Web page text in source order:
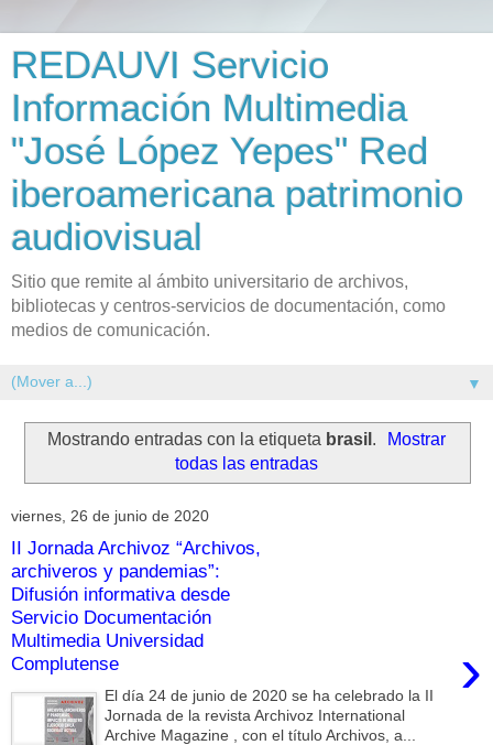
REDAUVI Servicio
Información Multimedia
"José López Yepes" Red
iberoamericana patrimonio
audiovisual
Sitio que remite al ámbito universitario de archivos,
bibliotecas y centros-servicios de documentación, como
medios de comunicación.
▼
Mostrando entradas con la etiqueta brasil .
Mostrar
todas las entradas
viernes, 26 de junio de 2020
II Jornada Archivoz “Archivos,
archiveros y pandemias”:
Difusión informativa desde
Servicio Documentación
Multimedia Universidad
Complutense
›
El día 24 de junio de 2020 se ha celebrado la II
Jornada de la revista Archivoz International
Archive Magazine , con el título Archivos, a...